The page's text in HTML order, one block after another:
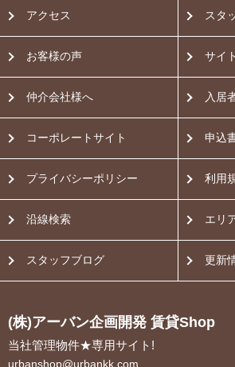
アクセス スタ
お客様の声 サイ
仲介会社様へ 入居
コーポレートサイト 申込
プライバシーポリシー 利用
沿線検索 エリ
スタッフブログ 更新
(株)アーバン企画開発 賃貸Shop
当社管理物件★専用サイト!
urbanshop@urbankk.com